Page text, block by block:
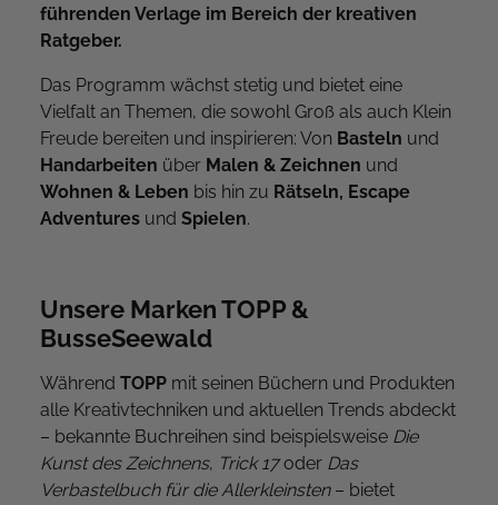
führenden Verlage im Bereich der kreativen
Ratgeber.
Das Programm wächst stetig und bietet eine
Vielfalt an Themen, die sowohl Groß als auch Klein
Freude bereiten und inspirieren: Von Basteln und
Handarbeiten über Malen & Zeichnen und
Wohnen & Leben bis hin zu Rätseln, Escape
Adventures und Spielen.
Unsere Marken TOPP &
BusseSeewald
Während TOPP mit seinen Büchern und Produkten
alle Kreativtechniken und aktuellen Trends abdeckt
– bekannte Buchreihen sind beispielsweise Die
Kunst des Zeichnens, Trick 17oder Das
Verbastelbuch für die Allerkleinsten– bietet